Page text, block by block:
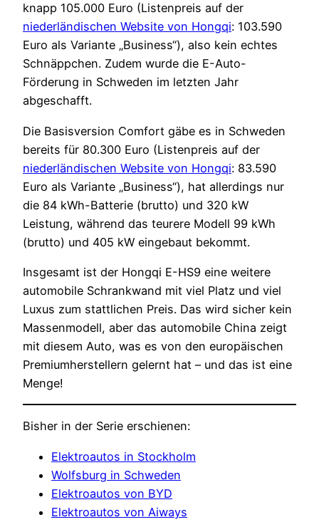
knapp 105.000 Euro (Listenpreis auf der
niederländischen Website von Hongqi: 103.590
Euro als Variante „Business“), also kein echtes
Schnäppchen. Zudem wurde die E-Auto-
Förderung in Schweden im letzten Jahr
abgeschafft.
Die Basisversion Comfort gäbe es in Schweden
bereits für 80.300 Euro (Listenpreis auf der
niederländischen Website von Hongqi: 83.590
Euro als Variante „Business“), hat allerdings nur
die 84 kWh-Batterie (brutto) und 320 kW
Leistung, während das teurere Modell 99 kWh
(brutto) und 405 kW eingebaut bekommt.
Insgesamt ist der Hongqi E-HS9 eine weitere
automobile Schrankwand mit viel Platz und viel
Luxus zum stattlichen Preis. Das wird sicher kein
Massenmodell, aber das automobile China zeigt
mit diesem Auto, was es von den europäischen
Premiumherstellern gelernt hat – und das ist eine
Menge!
Bisher in der Serie erschienen:
Elektroautos in Stockholm
Wolfsburg in Schweden
Elektroautos von BYD
Elektroautos von Aiways